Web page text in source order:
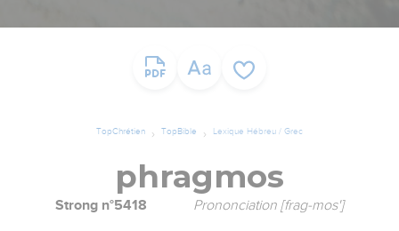
TopChrétien TopBible Lexique Hébreu / Grec
phragmos
Strong n°5418 Prononciation [frag-mos']